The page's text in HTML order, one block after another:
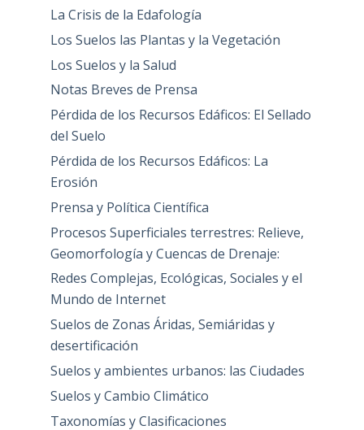
La Crisis de la Edafología
Los Suelos las Plantas y la Vegetación
Los Suelos y la Salud
Notas Breves de Prensa
Pérdida de los Recursos Edáficos: El Sellado
del Suelo
Pérdida de los Recursos Edáficos: La
Erosión
Prensa y Política Científica
Procesos Superficiales terrestres: Relieve,
Geomorfología y Cuencas de Drenaje:
Redes Complejas, Ecológicas, Sociales y el
Mundo de Internet
Suelos de Zonas Áridas, Semiáridas y
desertificación
Suelos y ambientes urbanos: las Ciudades
Suelos y Cambio Climático
Taxonomías y Clasificaciones